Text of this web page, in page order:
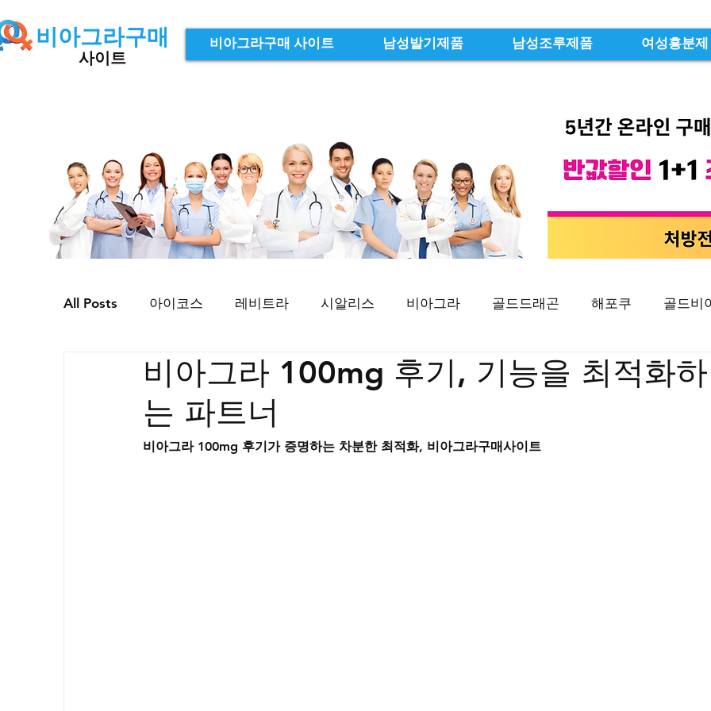
비아그라구매
사이트
비아그라구매 사이트 남성발기제품 남성조루제품 여성흥분제
All Posts 아이코스 레비트라 시알리스 비아그라 골드드래곤 해포쿠 골드비
골드시알리스 프릴리지 필름형센트립 비맥스 필름형비닉스 카마그라 칵스
아드레닌 프로코밀
비아그라 100mg 후기, 기능을 최적화하
는 파트너
비아그라 100mg 후기가 증명하는 차분한 최적화, 비아그라구매사이트